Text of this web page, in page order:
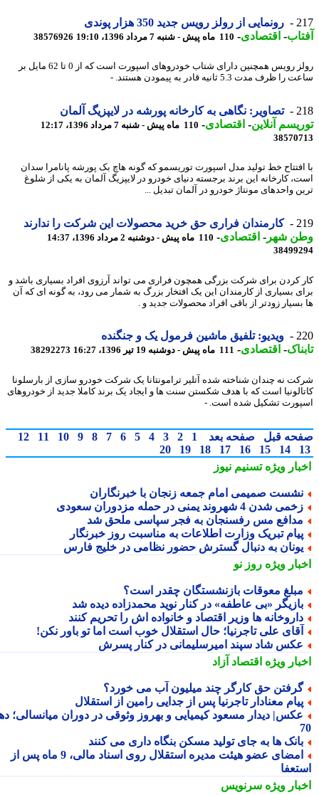
رونمایی از رولز رویس جدید 350 هزار پوندی
-اقتصادی-110 ماه پیش - شنبه 7 مرداد 1396، 19:10 38576926
رولز رویس همچنین دارای شتاب خودروهای اسپورت است که از 0 تا 62 مایل بر
ظرف مدت 5.3 ثانیه قادر به پیمودن هستند. -
تصاویر: نگاهی به کارخانه پورشه در لایپزیگ آلمان
آنلاین-اقتصادی-110 ماه پیش - شنبه 7 مرداد 1396، 12:17
خط تولید مدل اسپورت توریسمو که گونه هاچ بک پورشه پانامرا سدان
کارخانه این برند برجسته دنیای خودرو در لایپزیگ آلمان به یکی از شلوغ
واحدهای مونتاژ خودرو در آلمان تبدیل ...
کارمندان فراری حق خرید محصولات این شرکت را ندارند
شهر-اقتصادی-110 ماه پیش - دوشنبه 2 مرداد 1396، 14:37
کردن برای شرکت بزرگی همچون فراری می تواند آرزوی افراد بسیاری باشد و
بسیاری از کارمندان این یک افتخار بزرگ به شمار می رود، به گونه ای که آن
زودتر از باقی افراد محصولات جدید و .
ویدیو: تلفیق ماشین فرمول یک و جنگنده
-اقتصادی-111 ماه پیش - دوشنبه 19 تیر 1396، 16:27 38292273
نه چندان شناخته شده آتلیر ترامونتانا یک شرکت خودرو سازی از بارسلونا
است که با هدف شکستن سنت ها و ایجاد یک برند کاملا جدید از خودروهای
تشکیل شده است. -
قبل صفحه بعد 1
2
3
4
5
6
7
8
9
10
11
12
14
15
16
17
18
19
20
ویژهتسنیم نیوز
صمیمی امام جمعه زنجان با خبرنگاران
شدن 4 شهروند یمنی در حمله مزدوران سعودی
مس رفسنجان به فجر سپاسی ملحق شد
تبریک وزارت اطلاعات به مناسبت روز خبرنگار
به دنبال گسترش حضور نظامی در خلیج فارس
ویژهروز نو
معوقات بازنشستگان چقدر است؟
«بی عاطفه» در کنار نوید محمدزاده دیده شد
ها وزیر اقتصاد و خانواده اش را تحریم کنند
علی تاجرنیا؛ حال استقلال خوب است اما تو باور نکن!
شاد سپند امیرسلیمانی در کنار پسرش
ویژهاقتصاد آزاد
حق کارگر چند میلیون آب می خورد؟
معنادار تاجرنیا پس از جدایی رامین از استقلال
دیدار مسعود کیمیایی و بهروز وثوقی در دوران میانسالی؛ دهه
ها به جای تولید مسکن بنگاه داری می کنند
امضای عضو هیئت مدیره استقلال روی اسناد مالی، 9 ماه پس از
ویژهسرنویس